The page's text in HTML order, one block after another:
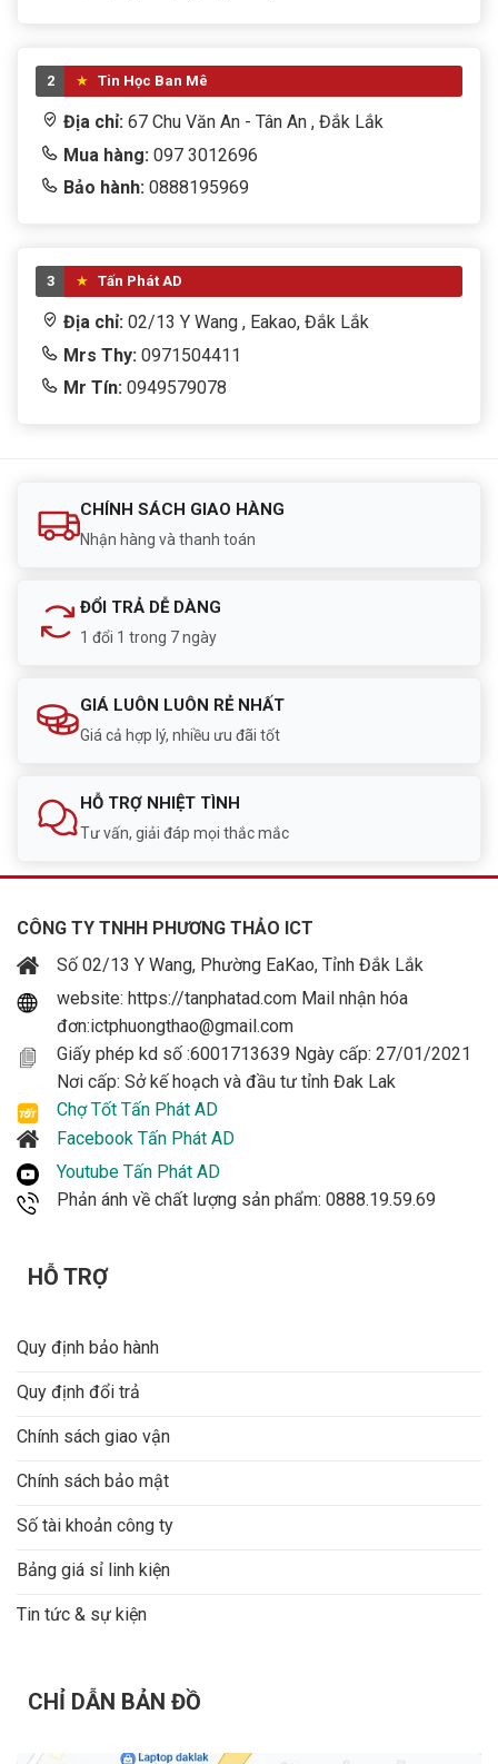
2 Tin Học Ban Mê
Địa chỉ: 67 Chu Văn An - Tân An , Đắk Lắk
Mua hàng: 097 3012696
Bảo hành: 0888195969
3 Tấn Phát AD
Địa chỉ: 02/13 Y Wang , Eakao, Đắk Lắk
Mrs Thy: 0971504411
Mr Tín: 0949579078
CHÍNH SÁCH GIAO HÀNG
Nhận hàng và thanh toán
ĐỔI TRẢ DỄ DÀNG
1 đổi 1 trong 7 ngày
GIÁ LUÔN LUÔN RẺ NHẤT
Giá cả hợp lý, nhiều ưu đãi tốt
HỖ TRỢ NHIỆT TÌNH
Tư vấn, giải đáp mọi thắc mắc
CÔNG TY TNHH PHƯƠNG THẢO ICT
Số 02/13 Y Wang, Phường EaKao, Tỉnh Đắk Lắk
website: https://tanphatad.com Mail nhận hóa
đơn:ictphuongthao@gmail.com
Giấy phép kd số :6001713639 Ngày cấp: 27/01/2021
Nơi cấp: Sở kế hoạch và đầu tư tỉnh Đak Lak
Chợ Tốt Tấn Phát AD
Facebook Tấn Phát AD
Youtube Tấn Phát AD
Phản ánh về chất lượng sản phẩm: 0888.19.59.69
HỖ TRỢ
Quy định bảo hành
Quy định đổi trả
Chính sách giao vận
Chính sách bảo mật
Số tài khoản công ty
Bảng giá sỉ linh kiện
Tin tức & sự kiện
CHỈ DẪN BẢN ĐỒ